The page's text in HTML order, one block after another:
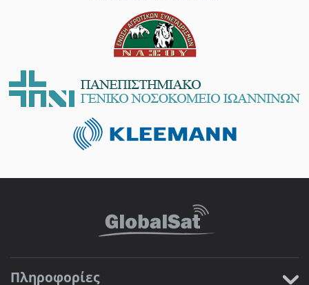
Πληροφορίες